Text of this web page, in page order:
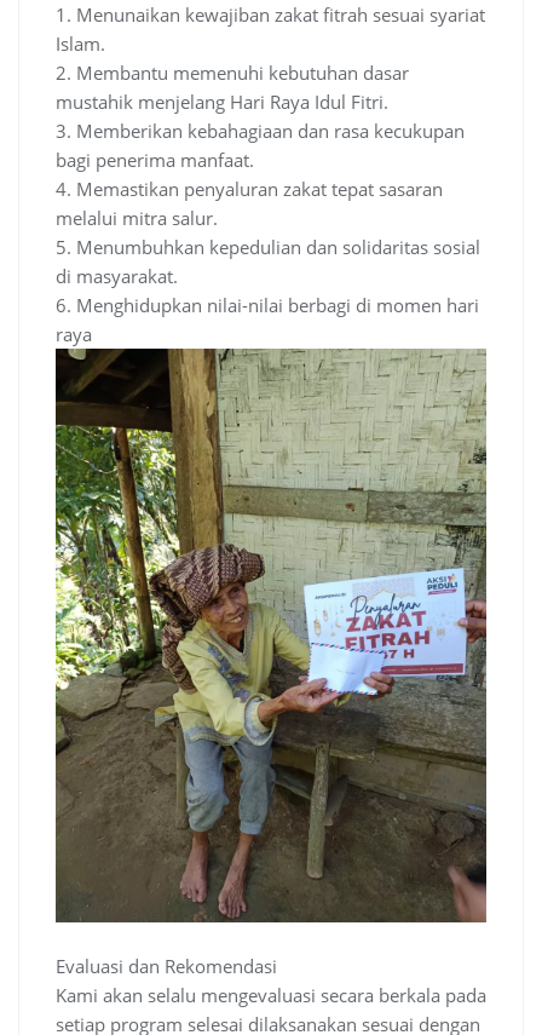
1. Menunaikan kewajiban zakat fitrah sesuai syariat
Islam.
2. Membantu memenuhi kebutuhan dasar
mustahik menjelang Hari Raya Idul Fitri.
3. Memberikan kebahagiaan dan rasa kecukupan
bagi penerima manfaat.
4. Memastikan penyaluran zakat tepat sasaran
melalui mitra salur.
5. Menumbuhkan kepedulian dan solidaritas sosial
di masyarakat.
6. Menghidupkan nilai-nilai berbagi di momen hari
raya
Evaluasi dan Rekomendasi
Kami akan selalu mengevaluasi secara berkala pada
setiap program selesai dilaksanakan sesuai dengan